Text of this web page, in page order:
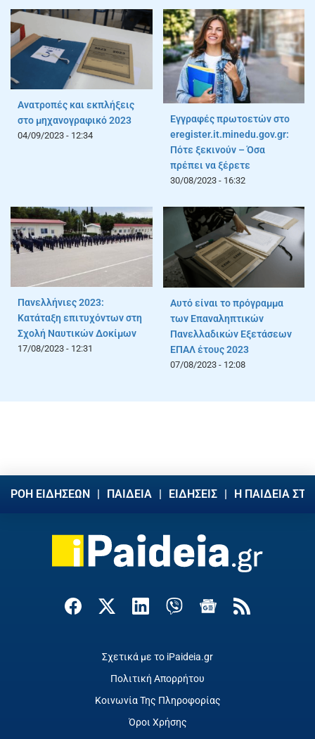
Ανατροπές και εκπλήξεις
στο μηχανογραφικό 2023
04/09/2023 - 12:34
Εγγραφές πρωτοετών στο
eregister.it.minedu.gov.gr:
Πότε ξεκινούν – Όσα
πρέπει να ξέρετε
30/08/2023 - 16:32
Πανελλήνιες 2023:
Κατάταξη επιτυχόντων στη
Σχολή Ναυτικών Δοκίμων
17/08/2023 - 12:31
Αυτό είναι το πρόγραμμα
των Επαναληπτικών
Πανελλαδικών Εξετάσεων
ΕΠΑΛ έτους 2023
07/08/2023 - 12:08
ΡΟΗ ΕΙΔΗΣΕΩΝ ΠΑΙΔΕΙΑ ΕΙΔΗΣΕΙΣ Η ΠΑΙΔΕΙΑ
Σχετικά με το iPaideia.gr
Πολιτική Απορρήτου
Κοινωνία Της Πληροφορίας
Όροι Χρήσης